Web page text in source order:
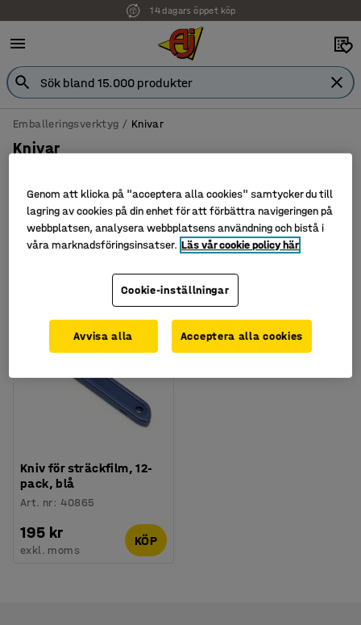
14 dagars öppet köp
Emballeringsverktyg Knivar
Knivar
Filtrera Sortera
Kniv för sträckfilm, 12-
pack, blå
Art. nr: 40865
195 kr
exkl. moms
KÖP
Genom att klicka på "acceptera alla cookies" samtycker du till
lagring av cookies på din enhet för att förbättra navigeringen på
webbplatsen, analysera webbplatsens användning och bistå i
våra marknadsföringsinsatser. Läs vår cookie policy här
Cookie-inställningar
Avvisa alla Acceptera alla cookies